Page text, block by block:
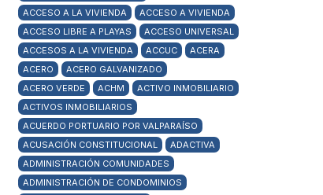
ACCESO A LA VIVIENDA
ACCESO A VIVIENDA
ACCESO LIBRE A PLAYAS
ACCESO UNIVERSAL
ACCESOS A LA VIVIENDA
ACCUC
ACERA
ACERO
ACERO GALVANIZADO
ACERO VERDE
ACHM
ACTIVO INMOBILIARIO
ACTIVOS INMOBILIARIOS
ACUERDO PORTUARIO POR VALPARAÍSO
ACUSACIÓN CONSTITUCIONAL
ADACTIVA
ADMINISTRACIÓN COMUNIDADES
ADMINISTRACIÓN DE CONDOMINIOS